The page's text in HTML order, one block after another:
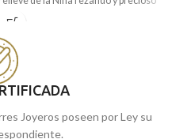
bisel exterior. Una medalla pensada
comunión.
encontrarla en nuestras
de Málaga, o si lo prefieres,
Joyeros poseen por Ley su